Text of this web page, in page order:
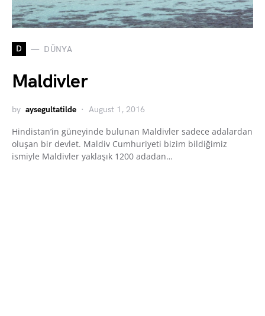
D DÜNYA
Maldivler
by aysegultatilde August 1, 2016
Hindistan’in güneyinde bulunan Maldivler sadece adalardan
oluşan bir devlet. Maldiv Cumhuriyeti bizim bildiğimiz
ismiyle Maldivler yaklaşık 1200 adadan…